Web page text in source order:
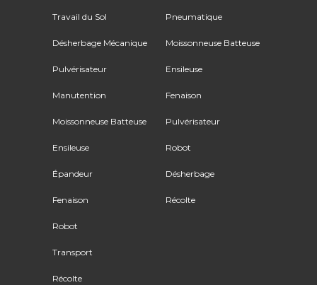
Travail du Sol
Désherbage Mécanique
Pulvérisateur
Manutention
Moissonneuse Batteuse
Ensileuse
Épandeur
Fenaison
Robot
Transport
Récolte
Pneumatique
Moissonneuse Batteuse
Ensileuse
Fenaison
Pulvérisateur
Robot
Désherbage
Récolte